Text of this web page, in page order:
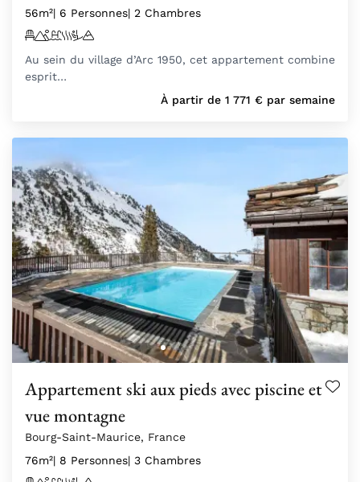
56m²| 6 Personnes| 2 Chambres
Au sein du village d’Arc 1950, cet appartement combine
esprit…
À partir de 1 771 € par semaine
Appartement ski aux pieds avec piscine et
vue montagne
Bourg-Saint-Maurice, France
76m²| 8 Personnes| 3 Chambres